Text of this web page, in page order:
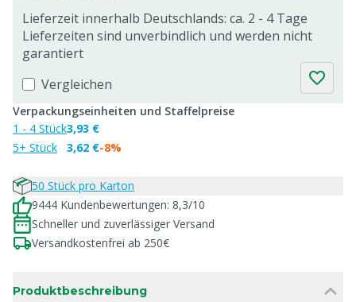
Lieferzeit innerhalb Deutschlands: ca. 2 - 4 Tage
Lieferzeiten sind unverbindlich und werden nicht
garantiert
Vergleichen
Verpackungseinheiten und Staffelpreise
1 - 4 Stück
5+ Stück
3,93 €
3,62 €-8%
50 Stück pro Karton
9444 Kundenbewertungen: 8,3/10
Schneller und zuverlässiger Versand
Versandkostenfrei ab 250€
Produktbeschreibung